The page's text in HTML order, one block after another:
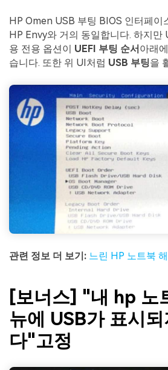
HP Omen USB 부팅 BIOS 인터페이
HP Envy와 거의 동일합니다. 하지만
용 전용 옵션이 UEFI 부팅 순서아래
습니다. 또한 위 UI처럼 USB 부팅을
관련 정보 더 보기: 느린 HP 노트북
[보너스] "내 hp 노
뉴에 USB가 표시
다"고정